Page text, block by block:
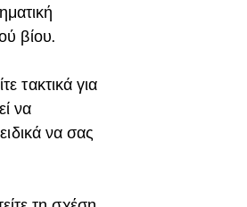
βίου.
τακτικά για
να
να σας